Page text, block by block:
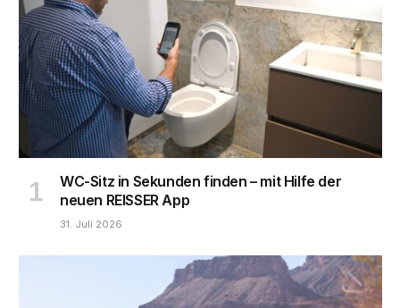
WC-Sitz in Sekunden finden – mit Hilfe der
neuen REISSER App
31. Juli 2026